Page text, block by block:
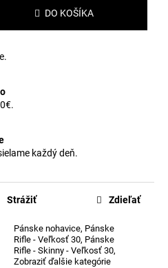
DO KOŠÍKA
každý deň.
Pánske nohavice, Pánske
Rifle - Veľkosť 30, Pánske
Rifle - Skinny - Veľkosť 30,
Zobraziť ďalšie kategórie
Strážiť Zdieľať